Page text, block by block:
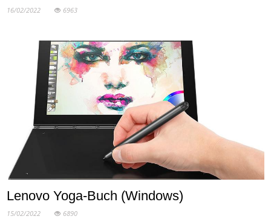
16/02/2022 6963
Lenovo Yoga-Buch (Windows)
15/02/2022 6890